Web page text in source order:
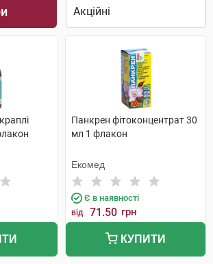
Панкрен фітоконцентрат 30
мл 1 флакон
Екомед
Є в наявності
від 71.50 грн
КУПИТИ